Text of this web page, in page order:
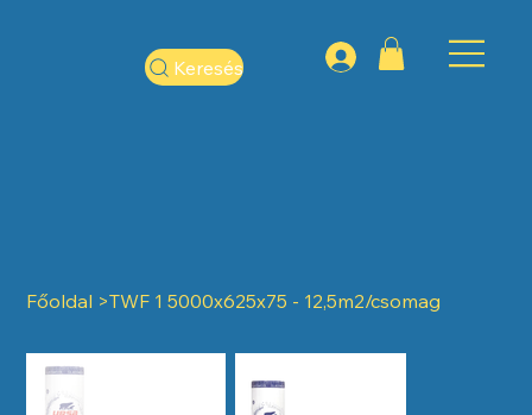
Keresés
Főoldal >TWF 1 5000x625x75 - 12,5m2/csomag